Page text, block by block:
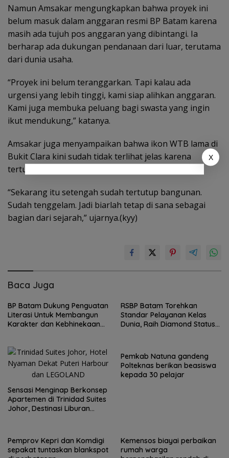
Namun Amsakar mengungkapkan bahwa proyek ini
belum masuk dalam anggaran resmi BP Batam karena
masih ada tujuh pos anggaran yang dibintangi. Ia
berharap ada dukungan pendanaan dari luar, terutama
dari dunia usaha.
“Proyek ini belum teranggarkan. Tapi kalau ada
urgensi yang lebih tinggi, kami siap alihkan anggaran.
Kami juga membuka peluang bagi swasta yang ingin
ikut mendukung,” katanya.
Amsakar juga menyampaikan bahwa ikon WTB lama di
Bukit Clara kini sudah tidak terlihat jelas karena
tertutup bangunan-bangunan tinggi di sekitarnya.
“Sekarang itu setengah sudah tertutup bangunan.
Sudah tenggelam. Jadi biarlah tetap di sana sebagai
bagian dari sejarah,” ujarnya.(kyy)
Baca Juga
BP Batam Dukung Penguatan
Literasi Untuk Membangun
Karakter dan Kebhinekaan
RSBP Batam Torehkan
Standar Pelayanan Kelas
Dunia, Raih Diamond Status
Sensasi Menginap Berkonsep
Apartemen di Trinidad Suites
Johor, Destinasi Liburan
Pemkab Natuna gandeng
Polteknas berikan beasiswa
kepada 30 pelajar
Pemprov Kepri dan Komdigi
sepakat tuntaskan blankspot
Kemensos biayai perbaikan
rumah warga
X